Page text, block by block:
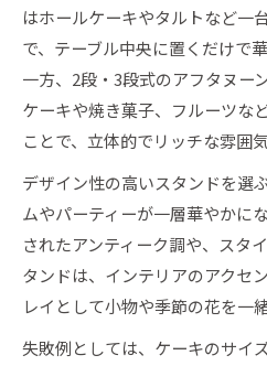
はホールケーキやタルトなど一
で、テーブル中央に置くだけで
一方、2段・3段式のアフタヌー
ケーキや焼き菓子、フルーツな
ことで、立体的でリッチな雰囲
デザイン性の高いスタンドを選
ムやパーティーが一層華やかに
されたアンティーク調や、スタ
タンドは、インテリアのアクセ
レイとして小物や季節の花を一
失敗例としては、ケーキのサイ